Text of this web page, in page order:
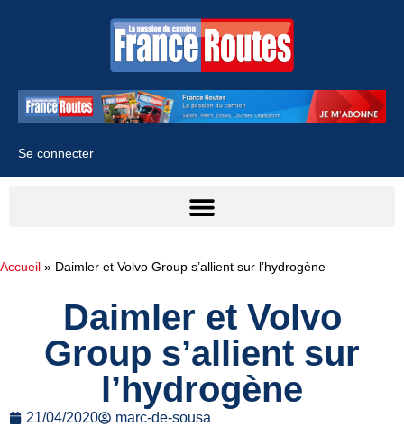
Se connecter
Accueil » Daimler et Volvo Group s’allient sur l’hydrogène
Daimler et Volvo
Group s’allient sur
l’hydrogène
21/04/2020 marc-de-sousa